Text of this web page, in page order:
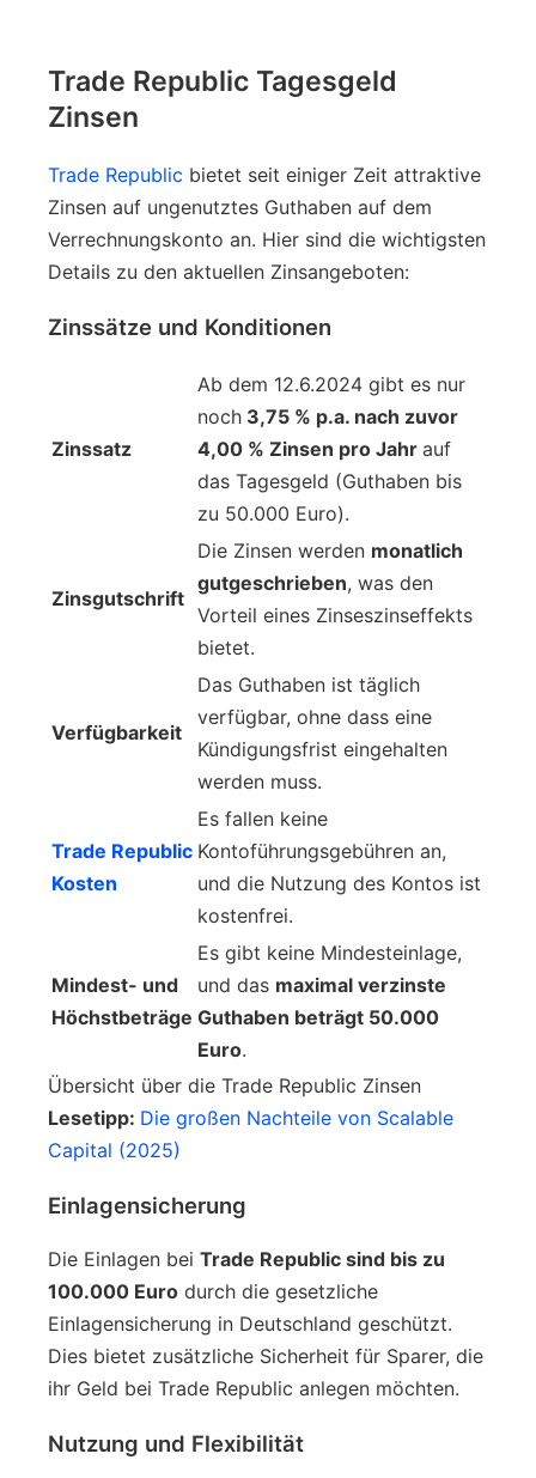
Trade Republic Tagesgeld
Zinsen
Trade Republic bietet seit einiger Zeit attraktive
Zinsen auf ungenutztes Guthaben auf dem
Verrechnungskonto an. Hier sind die wichtigsten
Details zu den aktuellen Zinsangeboten:
Zinssätze und Konditionen
Zinssatz
Ab dem 12.6.2024 gibt es nur
noch 3,75 % p.a. nach zuvor
4,00 % Zinsen pro Jahr auf
das Tagesgeld (Guthaben bis
zu 50.000 Euro).
Zinsgutschrift
Die Zinsen werden monatlich
gutgeschrieben, was den
Vorteil eines Zinseszinseffekts
bietet.
Verfügbarkeit
Das Guthaben ist täglich
verfügbar, ohne dass eine
Kündigungsfrist eingehalten
werden muss.
Trade Republic
Kosten
Es fallen keine
Kontoführungsgebühren an,
und die Nutzung des Kontos ist
kostenfrei.
Mindest- und
Höchstbeträge
Es gibt keine Mindesteinlage,
und das maximal verzinste
Guthaben beträgt 50.000
Euro.
Übersicht über die Trade Republic Zinsen
Lesetipp: Die großen Nachteile von Scalable
Capital (2025)
Einlagensicherung
Die Einlagen bei Trade Republic sind bis zu
100.000 Euro durch die gesetzliche
Einlagensicherung in Deutschland geschützt.
Dies bietet zusätzliche Sicherheit für Sparer, die
ihr Geld bei Trade Republic anlegen möchten.
Nutzung und Flexibilität